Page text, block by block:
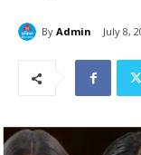
By Admin July 8,